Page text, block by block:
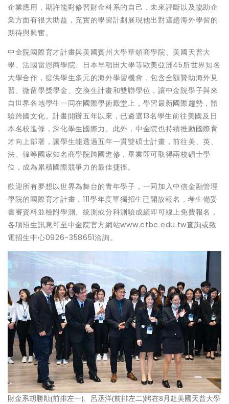
企業應用，期許能對修習財金科系的自己，未來評斷以及協助企
業方面有很大助益，充實的學習計劃展現他出對這趟海外學習的
期待與興奮。
中金院國際育才計畫與美國賓州大學華頓商學院、美國天普大
學、法國雷恩商學院、日本早稻田大學等歐美亞洲45所世界知名
大學合作，提供學生多元的海外學習機會，包含全額贊助海外見
習、微留學獎學金、交換生計畫和雙聯學位，讓中金院學子與來
自世界各地學生一同在國際學術殿堂上，學習最新國際趨勢，體
驗跨國文化。計畫開辦五年以來，已遴選13名學生前往美國及日
本名校進修，深化學生國際力。此外，中金院也持續推動國際育
才向上部署，讓學生能透過五年一貫雙碩士計畫，前往美、英、
法、韓等國家知名商學院跨國進修，畢業即可取得兩校碩士學
位，成為累積國際競爭力的最佳捷徑。
歡迎所有夢想以世界為舞台的青年學子，一同加入中信金融管理
學院的國際育才計畫，111學年度單獨招生已開放報名，考生備妥
書審資料並檢附學測、統測或分科測驗成績即可線上免費報名，
各項招生訊息可至中金院官方網站www.ctbc.edu.tw查詢或致
電招生中心0926-358651洽詢。
財金系胡勝勛(前排左一)、呂丞洋(前排左二)將在8月赴美國天普大學